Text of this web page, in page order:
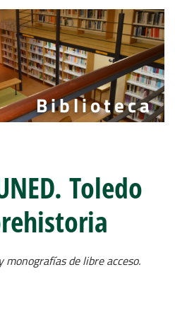
Biblioteca
Toledo
monografías de libre acceso.